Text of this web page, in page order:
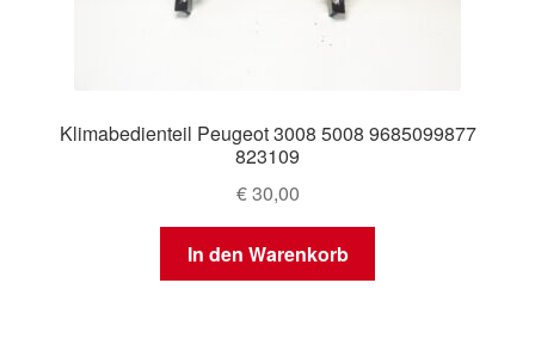
Klimabedienteil Peugeot 3008 5008 9685099877
823109
€30,00
In den Warenkorb